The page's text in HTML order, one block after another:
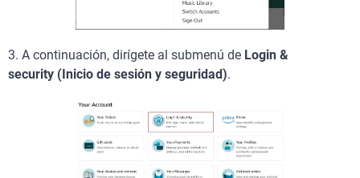
3. A continuación, dirígete al submenú de Login &
security ( Inicio de sesión y seguridad).